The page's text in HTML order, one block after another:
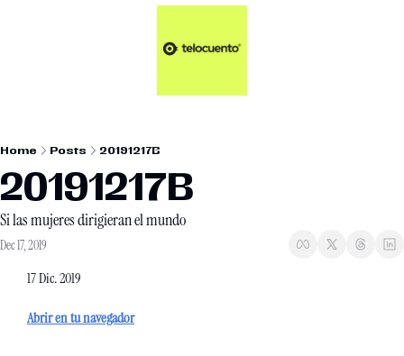
Artículos 📑
Plus 💎
Home Posts 20191217B
20191217B
Si las mujeres dirigieran el mundo
Dec 17, 2019
17 Dic. 2019
Abrir en tu navegador